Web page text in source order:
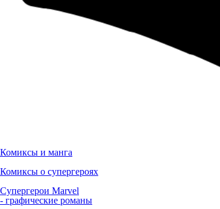
Комиксы и манга
Комиксы о супергероях
Супергерои Marvel
- графические романы